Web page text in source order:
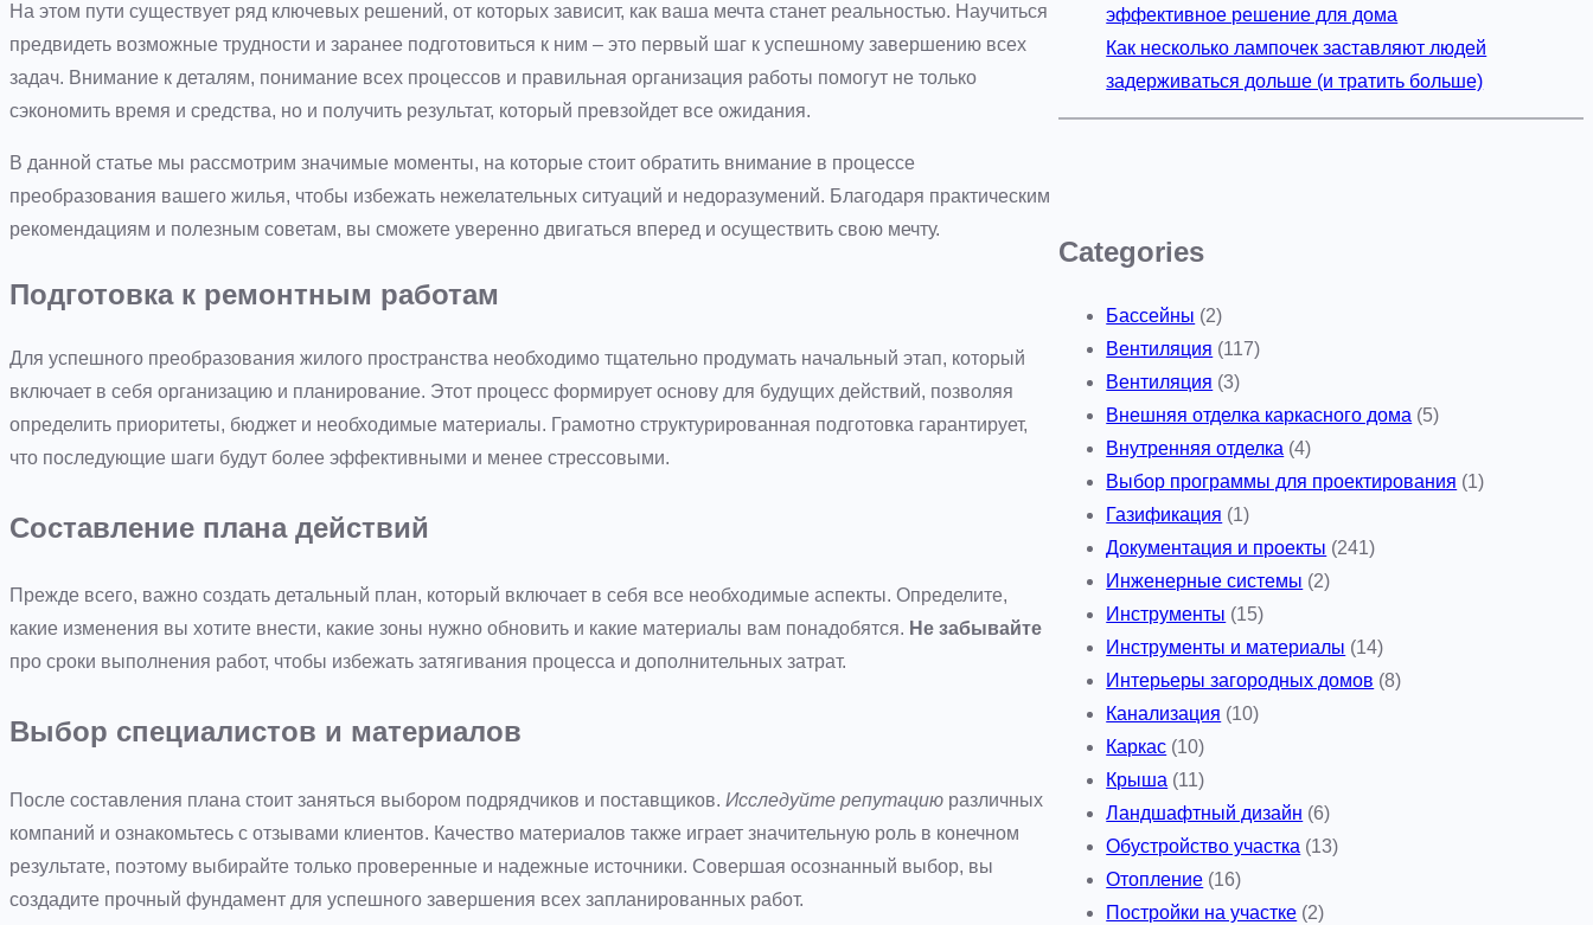
На этом пути существует ряд ключевых решений, от которых зависит, как ваша мечта станет реальностью. Научиться
предвидеть возможные трудности и заранее подготовиться к ним – это первый шаг к успешному завершению всех
задач. Внимание к деталям, понимание всех процессов и правильная организация работы помогут не только
сэкономить время и средства, но и получить результат, который превзойдет все ожидания.
В данной статье мы рассмотрим значимые моменты, на которые стоит обратить внимание в процессе
преобразования вашего жилья, чтобы избежать нежелательных ситуаций и недоразумений. Благодаря практическим
рекомендациям и полезным советам, вы сможете уверенно двигаться вперед и осуществить свою мечту.
Подготовка к ремонтным работам
Для успешного преобразования жилого пространства необходимо тщательно продумать начальный этап, который
включает в себя организацию и планирование. Этот процесс формирует основу для будущих действий, позволяя
определить приоритеты, бюджет и необходимые материалы. Грамотно структурированная подготовка гарантирует,
что последующие шаги будут более эффективными и менее стрессовыми.
Составление плана действий
Прежде всего, важно создать детальный план, который включает в себя все необходимые аспекты. Определите,
какие изменения вы хотите внести, какие зоны нужно обновить и какие материалы вам понадобятся. Не забывайте
про сроки выполнения работ, чтобы избежать затягивания процесса и дополнительных затрат.
Выбор специалистов и материалов
После составления плана стоит заняться выбором подрядчиков и поставщиков. Исследуйте репутацию различных
компаний и ознакомьтесь с отзывами клиентов. Качество материалов также играет значительную роль в конечном
результате, поэтому выбирайте только проверенные и надежные источники. Совершая осознанный выбор, вы
создадите прочный фундамент для успешного завершения всех запланированных работ.
эффективное решение для дома
Как несколько лампочек заставляют людей
задерживаться дольше (и тратить больше)
Categories
Бассейны (2)
Вентиляция (117)
Вентиляция (3)
Внешняя отделка каркасного дома (5)
Внутренняя отделка (4)
Выбор программы для проектирования (1)
Газификация (1)
Документация и проекты (241)
Инженерные системы (2)
Инструменты (15)
Инструменты и материалы (14)
Интерьеры загородных домов (8)
Канализация (10)
Каркас (10)
Крыша (11)
Ландшафтный дизайн (6)
Обустройство участка (13)
Отопление (16)
Постройки на участке (2)